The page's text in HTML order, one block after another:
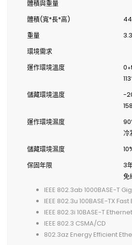
體積與重量
體積(寬*長*高)
重量
環境需求
運作環境溫度
儲藏環境溫度
-
運作環境濕度
冷
儲藏環境濕度
保固年限
3
免
IEEE 802.3ab 1000BASE-T
IEEE 802.3u 100BASE-TX
IEEE 802.3i 10BASE-T Ethernet
IEEE 802.3 CSMA/CD
802.3az Energy Efficient